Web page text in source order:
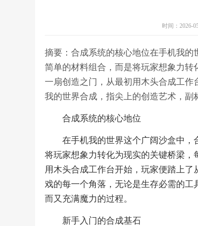
时间：2026-
摘要：合成系统的核心地位在手机我
简单的材料组合，而是将玩家想象力
一扇创造之门，从最初用木头合成工
我的世界合成，指尖上的创造艺术，
合成系统的核心地位
在手机我的世界这个广阔沙盒中
将玩家想象力转化为现实的关键桥梁
用木头合成工作台开始，玩家便踏上
戏的每一个角落，无论是生存必需的
而又充满魔力的过程。
新手入门的合成基石